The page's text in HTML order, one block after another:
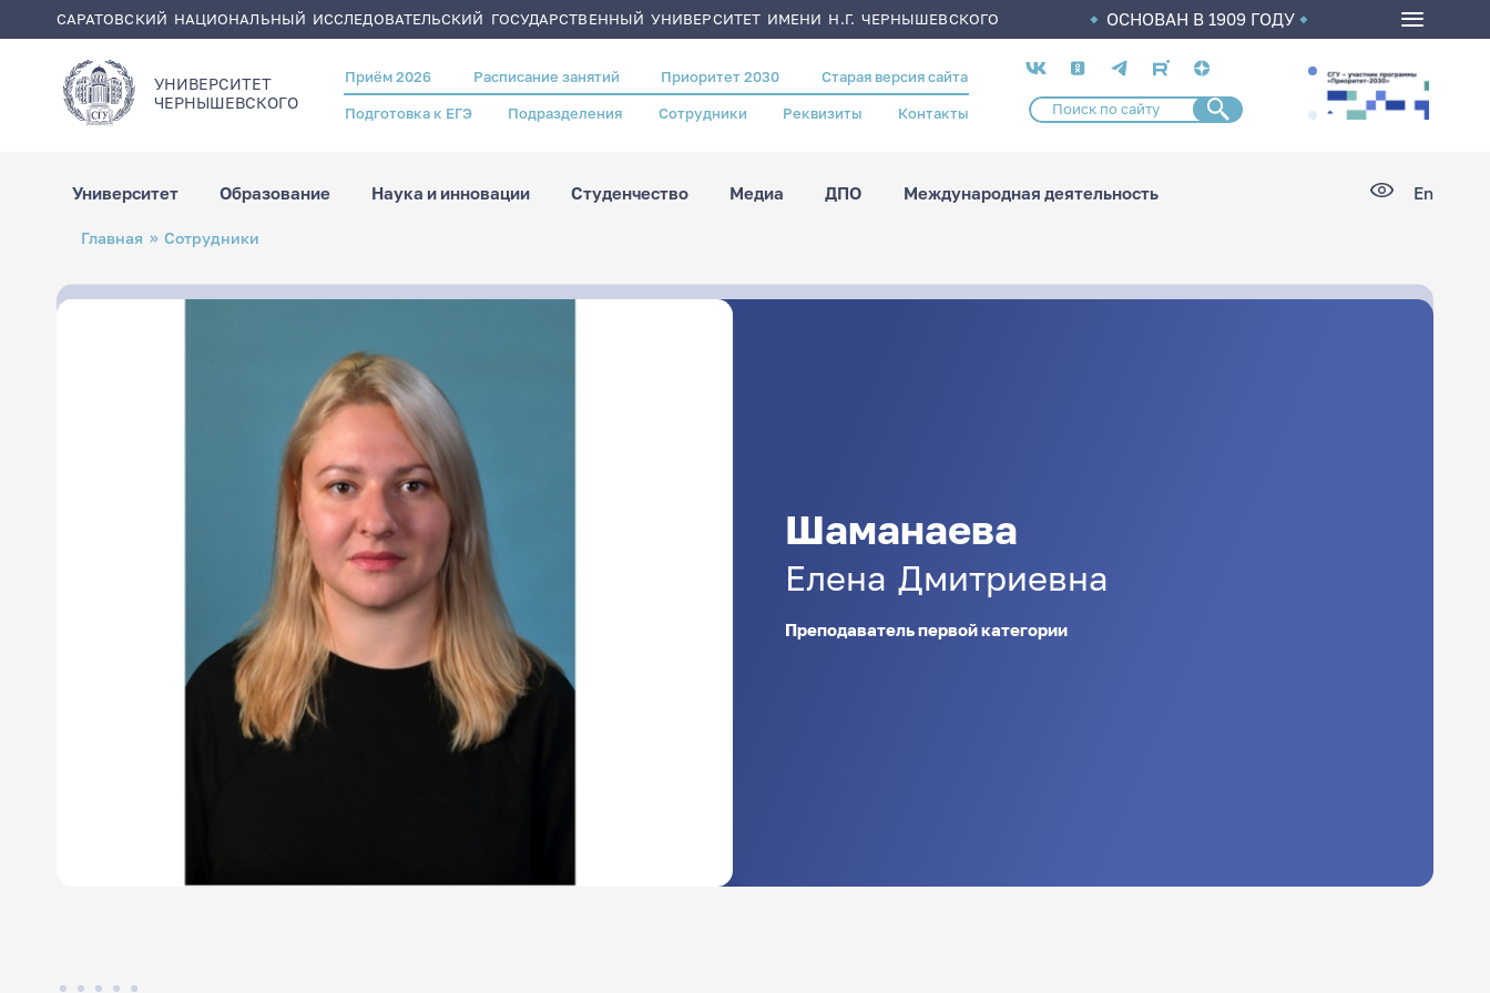
САРАТОВСКИЙ НАЦИОНАЛЬНЫЙ ИССЛЕДОВАТЕЛЬСКИЙ ГОСУДАРСТВЕННЫЙ УНИВЕРСИТЕТ ИМЕНИ Н.Г. ЧЕРНЫШЕВСКОГО ОСНОВАН В 1909 ГОДУ
УНИВЕРСИТЕТ
ЧЕРНЫШЕВСКОГO
Header
menu
Приём 2026 Расписание занятий Приоритет 2030 Старая версия сайта
Подготовка к ЕГЭ Подразделения Сотрудники Реквизиты Контакты
Социальные
сети
Университет Образование Наука и инновации Студенчество Медиа ДПО Международная деятельность En
Строка
навигации
Главная Сотрудники
Шаманаева
Елена Дмитриевна
Преподаватель первой категории